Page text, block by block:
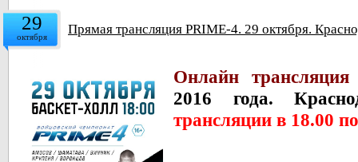
29
октября Прямая трансляция PRIME-4. 29 октября.
Онлайн
2016 года.
трансляции в 18.00